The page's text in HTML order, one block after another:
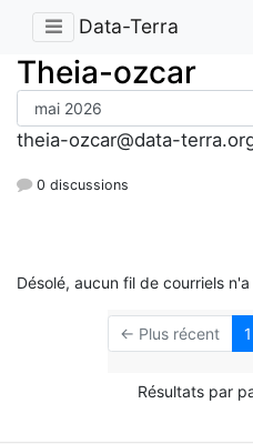
Data-Terra
Theia-ozcar
theia-ozcar@data-
0 discussions
Désolé, aucun fil de courriels
← Plus récent 1
Résultats par